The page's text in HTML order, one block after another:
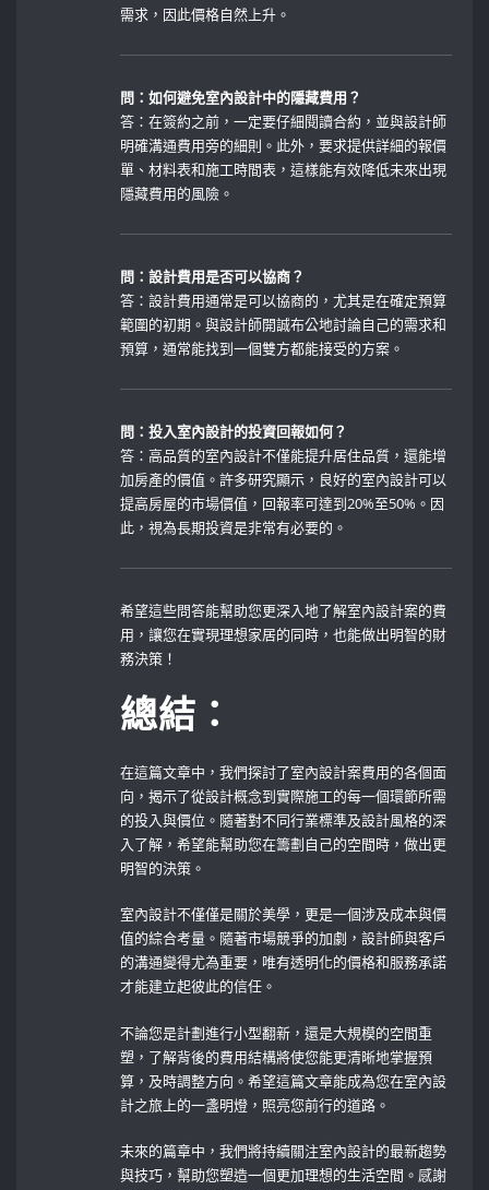
需求，因此價格自然上升。
問：如何避免室內設計中的隱藏費用？
答：在簽約之前，一定要仔細閱讀合約，並與設計師
明確溝通費用旁的細則。此外，要求提供詳細的報價
單、材料表和施工時間表，這樣能有效降低未來出現
隱藏費用的風險。
問：設計費用是否可以協商？
答：設計費用通常是可以協商的，尤其是在確定預算
範圍的初期。與設計師開誠布公地討論自己的需求和
預算，通常能找到一個雙方都能接受的方案。
問：投入室內設計的投資回報如何？
答：高品質的室內設計不僅能提升居住品質，還能增
加房產的價值。許多研究顯示，良好的室內設計可以
提高房屋的市場價值，回報率可達到20%至50%。因
此，視為長期投資是非常有必要的。
希望這些問答能幫助您更深入地了解室內設計案的費
用，讓您在實現理想家居的同時，也能做出明智的財
務決策！
總結：
在這篇文章中，我們探討了室內設計案費用的各個面
向，揭示了從設計概念到實際施工的每一個環節所需
的投入與價位。隨著對不同行業標準及設計風格的深
入了解，希望能幫助您在籌劃自己的空間時，做出更
明智的決策。
室內設計不僅僅是關於美學，更是一個涉及成本與價
值的綜合考量。隨著市場競爭的加劇，設計師與客戶
的溝通變得尤為重要，唯有透明化的價格和服務承諾
才能建立起彼此的信任。
不論您是計劃進行小型翻新，還是大規模的空間重
塑，了解背後的費用結構將使您能更清晰地掌握預
算，及時調整方向。希望這篇文章能成為您在室內設
計之旅上的一盞明燈，照亮您前行的道路。
未來的篇章中，我們將持續關注室內設計的最新趨勢
與技巧，幫助您塑造一個更加理想的生活空間。感謝